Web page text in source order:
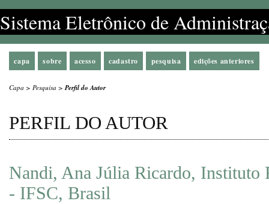
Sistema Eletrônico de
capa sobre acesso cadastro pesquisa edições anteriores
Capa > Pesquisa >Perfil do Autor
PERFIL DO AUTOR
Nandi, Ana Júlia Ricardo, Instituto
- IFSC, Brasil